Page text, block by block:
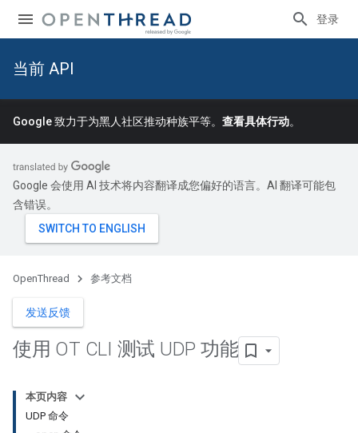
登录
当前 API
Google 致力于为黑人社区推动种族平等。 查看具体行动。
Google 会使用 AI 技术将内容翻译成您偏好的语言。AI 翻译可能包
含错误。
OpenThread 参考文档
发送反馈
使用 OT CLI 测试 UDP 功能
本页内容
UDP 命令